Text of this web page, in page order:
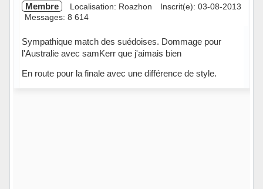
Membre Localisation: Roazhon
Inscrit(e): 03-08-2013
Messages: 8 614
Sympathique match des suédoises. Dommage pour
l'Australie avec samKerr que j'aimais bien
En route pour la finale avec une différence de style.